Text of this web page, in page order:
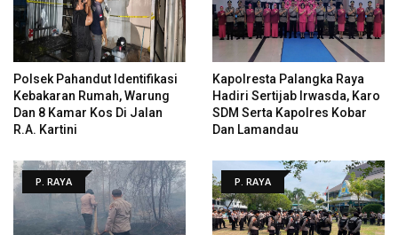
Polsek Pahandut Identifikasi
Kebakaran Rumah, Warung
Dan 8 Kamar Kos Di Jalan
R.A. Kartini
Kapolresta Palangka Raya
Hadiri Sertijab Irwasda, Karo
SDM Serta Kapolres Kobar
Dan Lamandau
P. RAYA P. RAYA